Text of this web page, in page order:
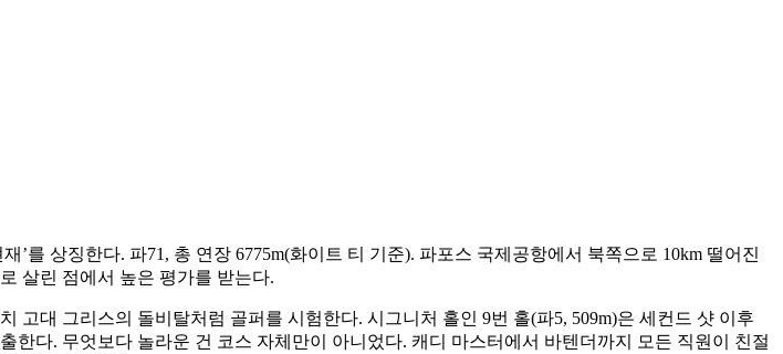
’를 상징한다. 파71, 총 연장 6775m(화이트 티 기준). 파포스 국제공항에서 북쪽으로 10km 떨어진
살린 점에서 높은 평가를 받는다.
대 그리스의 돌비탈처럼 골퍼를 시험한다. 시그니처 홀인 9번 홀(파5, 509m)은 세컨드 샷 이후
다. 무엇보다 놀라운 건 코스 자체만이 아니었다. 캐디 마스터에서 바텐더까지 모든 직원이 친절